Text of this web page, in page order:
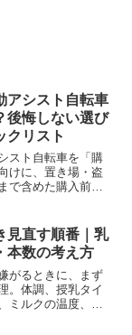
アシスト自転車
後悔しない選び
クリスト
スト自転車を「購
けに、置き場・盗
で含めた購入前チ
いてもわかりやす
見直す順番｜乳
本数の考え方
がるときに、まず
。体調、授乳タイ
ミルクの温度、姿